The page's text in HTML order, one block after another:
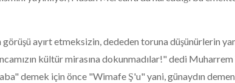
görüşü ayırt etmeksizin, dededen toruna düşünürlerin
kültür mirasına dokunmadılar!" dedi
demek için önce "Wimafe Ş'u" yani, günaydın